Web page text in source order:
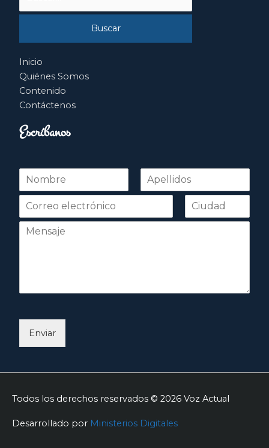
por:
Inicio
Quiénes Somos
Contenido
Contáctenos
Escríbanos
N
m
r
Nombre Apellidos
Enviar
Todos los derechos reservados © 2026 Voz Actual
Desarrollado por Ministerios Digitales